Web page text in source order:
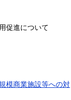
促進について
模商業施設等への対